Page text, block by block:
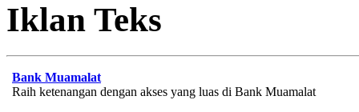
Iklan Teks
Bank Muamalat
Raih ketenangan dengan akses yang luas di Bank Muamalat